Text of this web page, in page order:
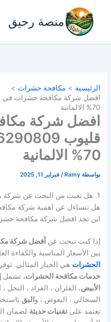
المحتوى
منصة رحيق
الرئيسية
مكافحة حشرات
70% الالمانية
افضل شركة
70% الالمانية
بواسطة Ramy
/فبراير 11, 2025
اين تجد افضل شركة مكافحة
إذا كنت تبحث عن أفضل شركة
بين الأسعار المناسبة والكفاءة
الحشرات هي الخيار المثالي.
خدمات مكافحة الحشرات، تشمل
الأبيض، الفئران ، القراد ، النحل ،
السحالي ، البعوض ، و البق
تعتمد علىتقنيات حديثة لضمان